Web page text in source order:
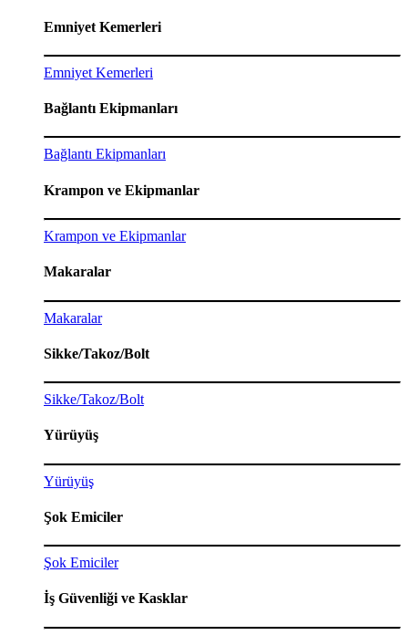
Emniyet Kemerleri
Emniyet Kemerleri
Bağlantı Ekipmanları
Bağlantı Ekipmanları
Krampon ve Ekipmanlar
Krampon ve Ekipmanlar
Makaralar
Makaralar
Sikke/Takoz/Bolt
Sikke/Takoz/Bolt
Yürüyüş
Yürüyüş
Şok Emiciler
Şok Emiciler
İş Güvenliği ve Kasklar